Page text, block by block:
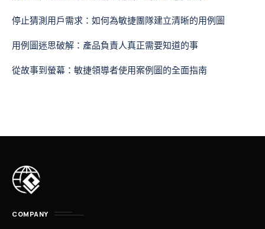
停止猜測用戶需求：如何為敏捷團隊建立清晰的用例圖
用例圖迷思破解：產品負責人真正需要知道的事
從故事到螢幕：敏捷領導者使用案例圖的全面指南
COMPANY